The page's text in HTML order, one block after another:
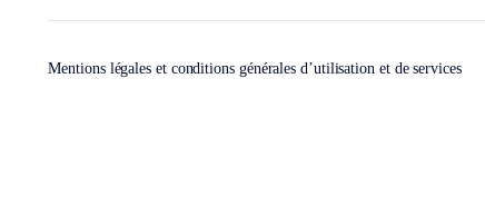
Mentions légales et conditions générales d’utilisation et de services